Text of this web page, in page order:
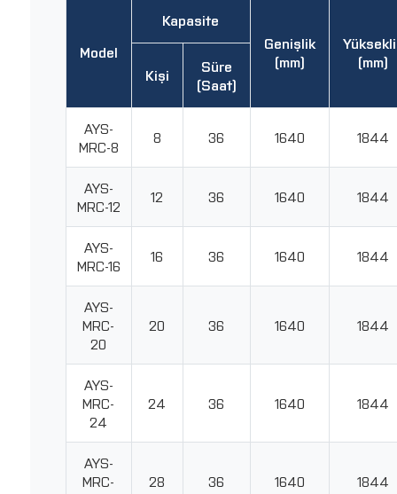
Model
Kapasite
Genişlik
(mm)
(mm)
Kişi
Süre
(Saat)
AYS-
MRC-8
8 36 1640 1844
AYS-
MRC-12
12 36 1640 1844
AYS-
MRC-16
16 36 1640 1844
AYS-
MRC-
20
20 36 1640 1844
AYS-
MRC-
24
24 36 1640 1844
AYS-
MRC-
28 36 1640 1844